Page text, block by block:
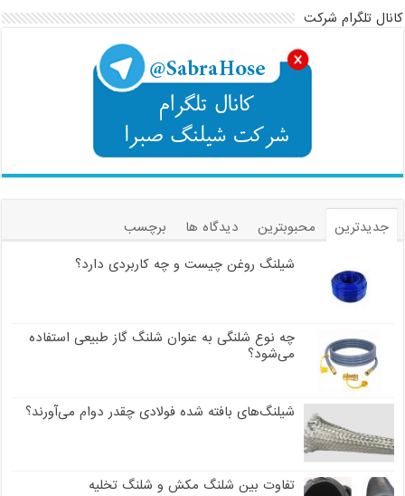
کانال تلگرام شرکت
جدیدترین محبوبترین دیدگاه ها
برچسب
شیلنگ روغن چیست و چه کاربردی دارد؟
چه نوع شلنگی به عنوان شلنگ گاز طبیعی استفاده
می‌شود؟
شیلنگ‌های بافته شده فولادی چقدر دوام می‌آورند؟
تفاوت بین شلنگ مکش و شلنگ تخلیه